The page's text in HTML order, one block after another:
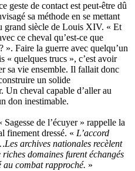
geste de contact est peut-être dû
sa méthode en se mettant
grand siècle de Louis XIV. « Et
ce cheval qu’est-ce que
». Faire la guerre avec quelqu’un
« quelques trucs », c’est avoir
sa vie ensemble. Il fallait donc
un solide
Un cheval capable d’aller au
don inestimable.
Sagesse de l’écuyer » rappelle la
finement dressé. « L’accord
archives nationales recèlent
domaines furent échangés
au combat rapproché. »